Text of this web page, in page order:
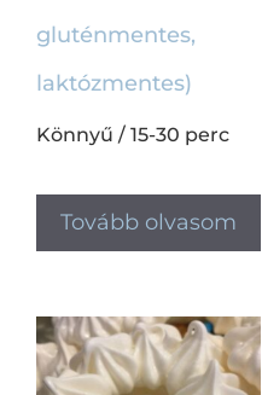
Túrótorta(0)
Ünnepi sütik
Sütés nélküli desszert
gluténmentes,
laktózmentes)
Könnyű / 15-30 perc
Tovább olvasom